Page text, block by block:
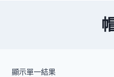
顯示單一結果